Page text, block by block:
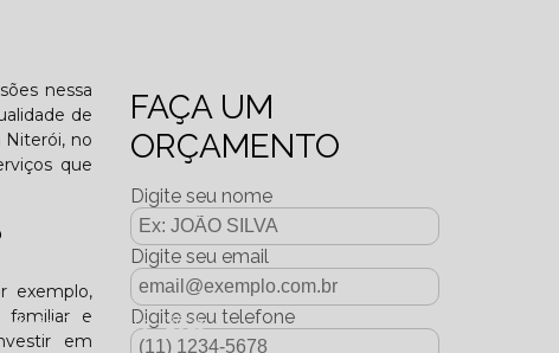
Edição Dezembro - 2025
nessa
de
Niterói, no
que
exemplo,
familiar e
em
FAÇA UM
ORÇAMENTO
Digite seu nome
Digite seu email
Digite seu telefone